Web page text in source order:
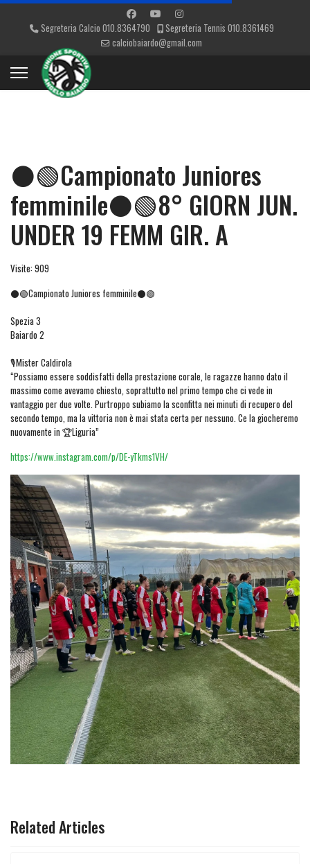
Segreteria Calcio 010.8364790
Segreteria Tennis 010.8361469
calciobaiardo@gmail.com
⚫️🟢Campionato Juniores
femminile⚫🟢8° GIORN JUN.
UNDER 19 FEMM GIR. A
Visite: 909
⚫️🟢Campionato Juniores femminile⚫🟢
Spezia 3
Baiardo 2
🎙️Mister Caldirola
“Possiamo essere soddisfatti della prestazione corale, le ragazze hanno dato il
massimo come avevamo chiesto, soprattutto nel primo tempo che ci vede in
vantaggio per due volte. Purtroppo subiamo la sconfitta nei minuti di recupero del
secondo tempo, ma la vittoria non è mai stata certa per nessuno. Ce la giocheremo
nuovamente in 🏆Liguria”
https://www.instagram.com/p/DE-yTkms1VH/
Related Articles